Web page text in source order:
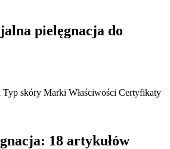
pielęgnacja do
Typ skóry Marki Właściwości Certyfikaty
18 artykułów